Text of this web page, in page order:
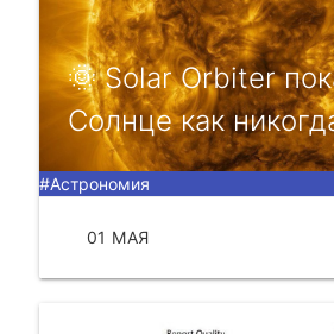
🌞 Solar Orbiter
Coлнце кaк
#Астрономия
01 МАЯ